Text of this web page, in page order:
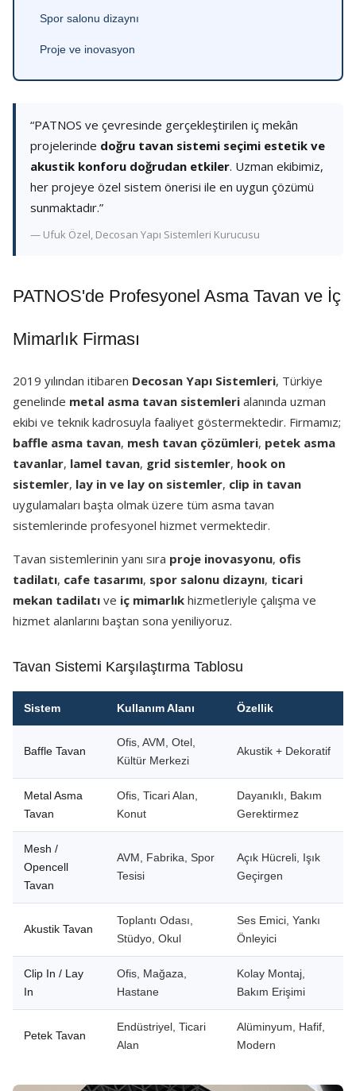
Spor salonu dizaynı
Proje ve inovasyon
“PATNOS ve çevresinde gerçekleştirilen iç mekân
projelerinde doğru tavan sistemi seçimi estetik ve
akustik konforu doğrudan etkiler. Uzman ekibimiz,
her projeye özel sistem önerisi ile en uygun çözümü
sunmaktadır.”
— Ufuk Özel, Decosan Yapı Sistemleri Kurucusu
PATNOS'de Profesyonel Asma Tavan ve İç
Mimarlık Firması
2019 yılından itibaren Decosan Yapı Sistemleri, Türkiye
genelinde metal asma tavan sistemleri alanında uzman
ekibi ve teknik kadrosuyla faaliyet göstermektedir. Firmamız;
baffle asma tavan, mesh tavan çözümleri, petek asma
tavanlar, lamel tavan, grid sistemler, hook on
sistemler, lay in ve lay on sistemler, clip in tavan
uygulamaları başta olmak üzere tüm asma tavan
sistemlerinde profesyonel hizmet vermektedir.
Tavan sistemlerinin yanı sıra proje inovasyonu, ofis
tadilatı, cafe tasarımı, spor salonu dizaynı, ticari
mekan tadilatı ve iç mimarlık hizmetleriyle çalışma ve
hizmet alanlarını baştan sona yeniliyoruz.
Tavan Sistemi Karşılaştırma Tablosu
Sistem Kullanım Alanı Özellik
Baffle Tavan
Ofis, AVM, Otel,
Kültür Merkezi
Akustik + Dekoratif
Metal Asma
Tavan
Ofis, Ticari Alan,
Konut
Dayanıklı, Bakım
Gerektirmez
Mesh /
Opencell
Tavan
AVM, Fabrika, Spor
Tesisi
Açık Hücreli, Işık
Geçirgen
Akustik Tavan
Toplantı Odası,
Stüdyo, Okul
Ses Emici, Yankı
Önleyici
Clip In / Lay
In
Ofis, Mağaza,
Hastane
Kolay Montaj,
Bakım Erişimi
Petek Tavan
Endüstriyel, Ticari
Alan
Alüminyum, Hafif,
Modern